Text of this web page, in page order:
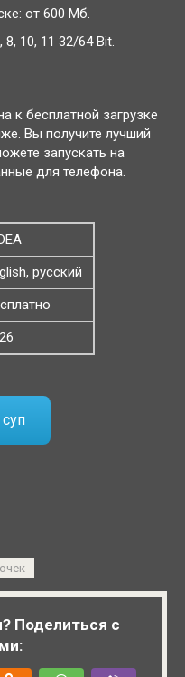
от 600 Мб.
10, 11 32/64 Bit.
к бесплатной загрузке
Вы получите лучший
запускать на
для телефона.
русский
Поделиться с